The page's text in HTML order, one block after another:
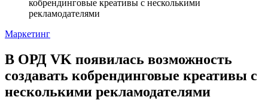
кобрендинговые креативы с несколькими
рекламодателями
Маркетинг
В ОРД VK появилась возможность
создавать кобрендинговые креативы с
несколькими рекламодателями